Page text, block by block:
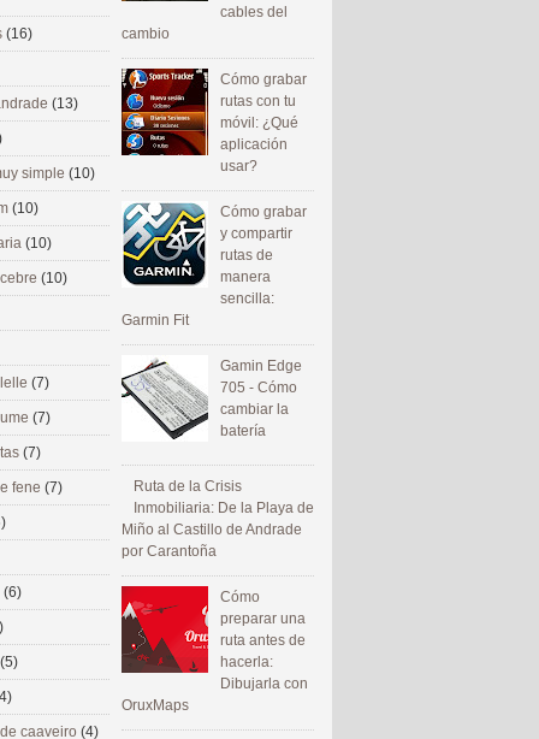
cables del
cambio
Cómo grabar
rutas con tu
móvil: ¿Qué
aplicación
usar?
Cómo grabar
y compartir
rutas de
manera
sencilla:
Garmin Fit
Gamin Edge
705 - Cómo
cambiar la
batería
Ruta de la Crisis
Inmobiliaria: De la Playa de
Miño al Castillo de Andrade
por Carantoña
Cómo
preparar una
ruta antes de
hacerla:
Dibujarla con
OruxMaps
(16)
(13)
simple (10)
(10)
(10)
(10)
(7)
(7)
(7)
fene (7)
(6)
(5)
caaveiro (4)